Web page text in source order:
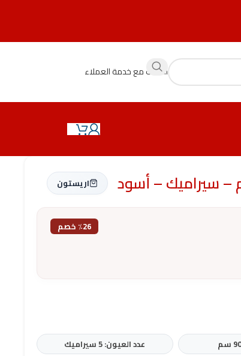
التحدث مع خدمة العملاء
اريستون
٪26 خصم
عدد العيون: 5 سيراميك